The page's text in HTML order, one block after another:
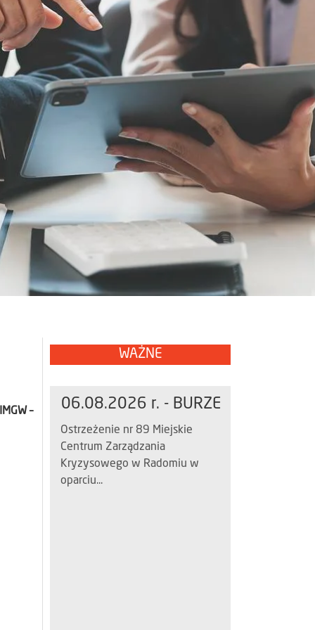
–
WAŻNE
06.08.2026 r. - BURZE
Ostrzeżenie nr 89 Miejskie
Centrum Zarządzania
Kryzysowego w Radomiu w
oparciu...